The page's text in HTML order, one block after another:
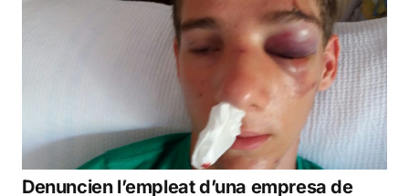
Denuncien l’empleat d’una empresa de